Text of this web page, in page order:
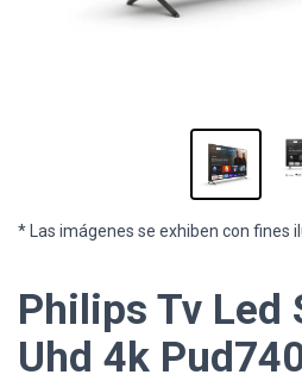
* Las imágenes se exhiben con fines
Philips Tv Led
Uhd 4k